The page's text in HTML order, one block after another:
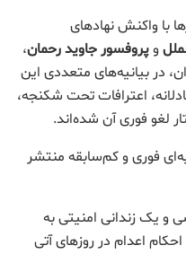
بارها با واکنش نهادهای
وپروفسور جاوید رحمان،
در بیانیه‌های متعددی این
اعترافات تحت شکنجه،
لغو فوری آن شده‌اند.
بیانیه‌ای فوری و کم‌سابقه منتشر
و یک زندانی امنیتی به
اعدام در روزهای آتی